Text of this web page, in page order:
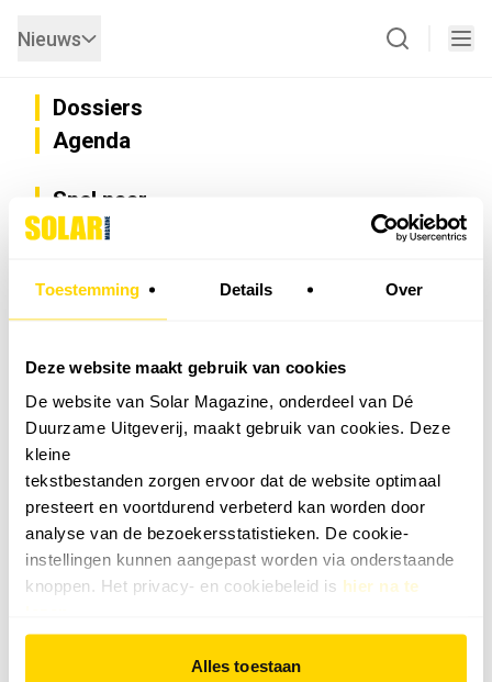
Toestemming Details Over
Deze website maakt gebruik van cookies
De website van Solar Magazine, onderdeel van Dé
Duurzame Uitgeverij, maakt gebruik van cookies. Deze
kleine
tekstbestanden zorgen ervoor dat de website optimaal
presteert en voortdurend verbeterd kan worden door
analyse van de bezoekersstatistieken. De cookie-
instellingen kunnen aangepast worden via onderstaande
knoppen. Het privacy- en cookiebeleid is hier na te
Alles toestaan
Nieuws
Dossiers
Agenda
Snel naar
Privacy
Nieuwsbrief
Vacatures
Installateurzoeker
Cookievoorkeuren wijzigen
English
Geef ons feedback
Vertel ons wat je van onze website vindt.
Tip de redactie
Bekijk hier de mogelijkheden.